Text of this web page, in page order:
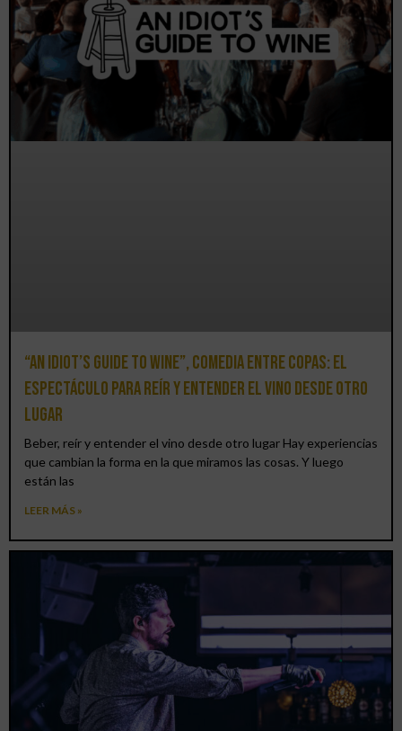
“An Idiot’s Guide to Wine”, comedia entre copas: el
espectáculo para reír y entender el vino desde otro
lugar
Beber, reír y entender el vino desde otro lugar Hay experiencias
que cambian la forma en la que miramos las cosas. Y luego
están las
LEER MÁS »